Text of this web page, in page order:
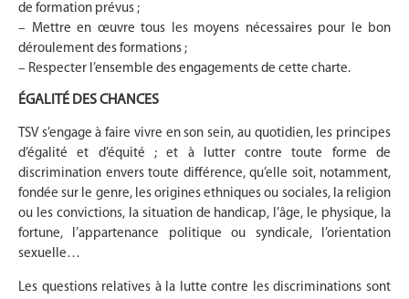
de formation prévus ;
– Mettre en œuvre tous les moyens nécessaires pour le bon
déroulement des formations ;
– Respecter l’ensemble des engagements de cette charte.
ÉGALITÉ DES CHANCES
TSV s’engage à faire vivre en son sein, au quotidien, les principes
d’égalité et d’équité ; et à lutter contre toute forme de
discrimination envers toute différence, qu’elle soit, notamment,
fondée sur le genre, les origines ethniques ou sociales, la religion
ou les convictions, la situation de handicap, l’âge, le physique, la
fortune, l’appartenance politique ou syndicale, l’orientation
sexuelle…
Les questions relatives à la lutte contre les discriminations sont